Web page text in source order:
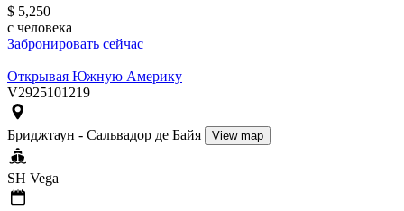
$ 5,250
c человека
Забронировать сейчас
Открывая Южную Америку
V2925101219
Бриджтаун - Сальвадор де Байя View map
SH Vega